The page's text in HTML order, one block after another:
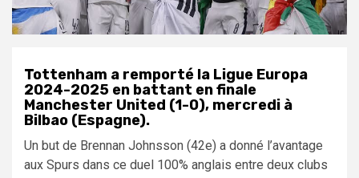
Tottenham a remporté la Ligue Europa
2024-2025 en battant en finale
Manchester United (1-0), mercredi à
Bilbao (Espagne).
Un but de Brennan Johnsson (42e) a donné l’avantage
aux Spurs dans ce duel 100% anglais entre deux clubs